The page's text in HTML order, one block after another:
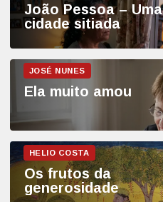
João Pessoa – Uma
cidade sitiada
Ela muito amou
Os frutos da
generosidade